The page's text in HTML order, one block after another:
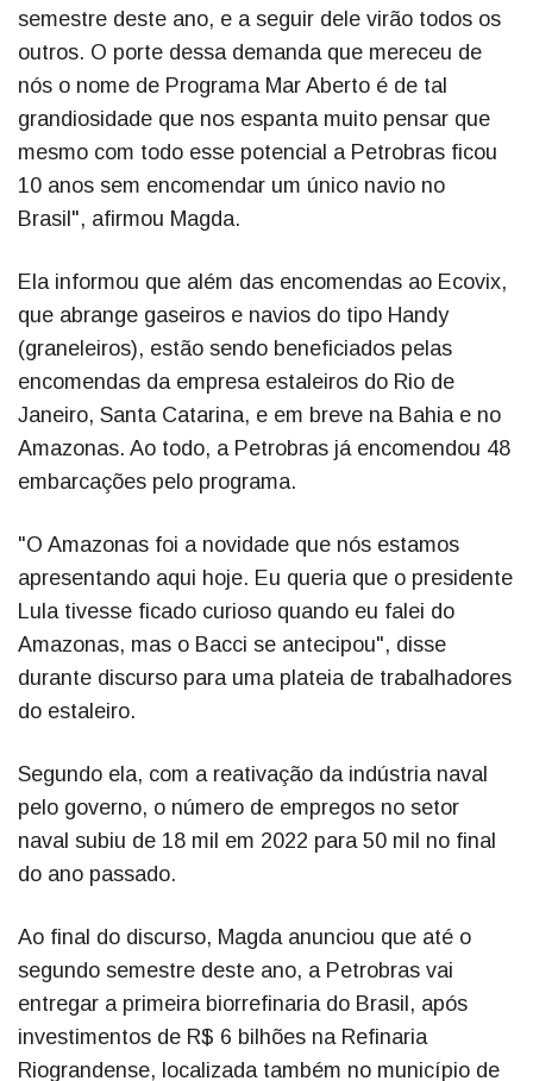
semestre deste ano, e a seguir dele virão todos os
outros. O porte dessa demanda que mereceu de
nós o nome de Programa Mar Aberto é de tal
grandiosidade que nos espanta muito pensar que
mesmo com todo esse potencial a Petrobras ficou
10 anos sem encomendar um único navio no
Brasil", afirmou Magda.
Ela informou que além das encomendas ao Ecovix,
que abrange gaseiros e navios do tipo Handy
(graneleiros), estão sendo beneficiados pelas
encomendas da empresa estaleiros do Rio de
Janeiro, Santa Catarina, e em breve na Bahia e no
Amazonas. Ao todo, a Petrobras já encomendou 48
embarcações pelo programa.
"O Amazonas foi a novidade que nós estamos
apresentando aqui hoje. Eu queria que o presidente
Lula tivesse ficado curioso quando eu falei do
Amazonas, mas o Bacci se antecipou", disse
durante discurso para uma plateia de trabalhadores
do estaleiro.
Segundo ela, com a reativação da indústria naval
pelo governo, o número de empregos no setor
naval subiu de 18 mil em 2022 para 50 mil no final
do ano passado.
Ao final do discurso, Magda anunciou que até o
segundo semestre deste ano, a Petrobras vai
entregar a primeira biorrefinaria do Brasil, após
investimentos de R$ 6 bilhões na Refinaria
Riograndense, localizada também no município de